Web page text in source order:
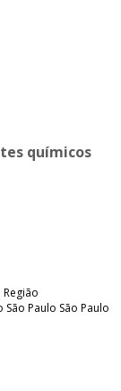
químicos
Região
São Paulo São Paulo